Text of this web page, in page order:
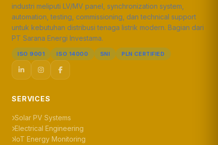
industri meliputi LV/MV panel, synchronization system,
automation, testing, commissioning, dan technical support
untuk kebutuhan distribusi tenaga listrik modern. Bagian dari
PT Sarana Energi Investama.
ISO 9001 ISO 14000 SNI PLN CERTIFIED
SERVICES
Solar PV Systems
Electrical Engineering
IoT Energy Monitoring